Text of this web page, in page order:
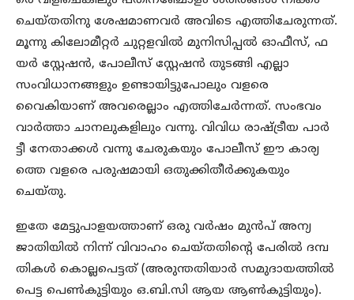
ചെയ്തതിനു ശേഷമാണവർ അവിടെ എത്തിചേരുന്നത്.
മൂന്നു കിലോമീറ്റർ ചുറ്റളവിൽ മുനിസിപ്പൽ ഓഫീസ്, ഫ
യർ സ്റ്റേഷൻ, പോലീസ് സ്റ്റേഷൻ തുടങ്ങി എല്ലാ
സംവിധാനങ്ങളും ഉണ്ടായിട്ടുപോലും വളരെ
വൈകിയാണ് അവരെല്ലാം എത്തിചേർന്നത്. സംഭവം
വാർത്താ ചാനലുകളിലും വന്നു. വിവിധ രാഷ്ട്രീയ പാർ
ട്ടീ നേതാക്കൾ വന്നു ചേരുകയും പോലീസ് ഈ കാര്യ
ത്തെ വളരെ പരുഷമായി ഒതുക്കിതീർക്കുകയും
ചെയ്തു.
ഇതേ മേട്ടുപാളയത്താണ് ഒരു വർഷം മുൻപ് അന്യ
ജാതിയിൽ നിന്ന് വിവാഹം ചെയ്തതിന്റെ പേരിൽ ദമ്പ
തികൾ കൊല്ലപെട്ടത് (അരുന്തതിയാർ സമുദായത്തിൽ
പെട്ട പെൺകുട്ടിയും ഒ.ബി.സി ആയ ആൺകുട്ടിയും).